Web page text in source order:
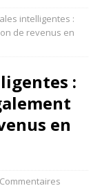
intelligentes :
de revenus en
:
en
Commentaires